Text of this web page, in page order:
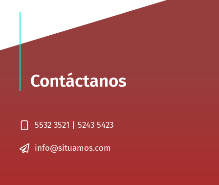
Contáctanos
5532 3521 | 5243 5423
info@situamos.com